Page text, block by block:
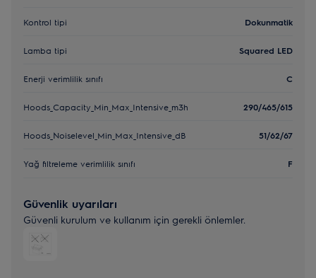
Kontrol tipi Dokunmatik
Lamba tipi Squared LED
Enerji verimlilik sınıfı C
Hoods_Capacity_Min_Max_Intensive_m3h 290/465/615
Hoods_Noiselevel_Min_Max_Intensive_dB 51/62/67
Yağ filtreleme verimlilik sınıfı F
Güvenlik uyarıları
Güvenli kurulum ve kullanım için gerekli önlemler.